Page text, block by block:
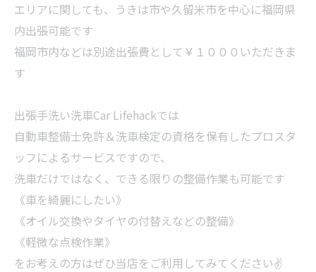
エリアに関しても、うきは市や久留米市を中心に福岡県
内出張可能です
福岡市内などは別途出張費として￥１０００いただきま
す
出張手洗い洗車Car Lifehackでは
自動車整備士免許＆洗車検定の資格を保有したプロスタ
ッフによるサービスですので、
洗車だけではなく、できる限りの整備作業も可能です
《車を綺麗にしたい》
《オイル交換やタイヤの付替えなどの整備》
《軽微な点検作業》
をお考えの方はぜひ当店をご利用してみてください✌